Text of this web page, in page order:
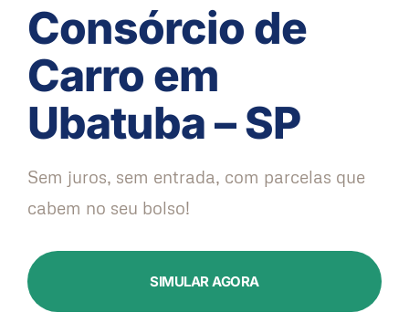
Consórcio de
Carro em
Ubatuba – SP
Sem juros, sem entrada, com parcelas que
cabem no seu bolso!
SIMULAR AGORA